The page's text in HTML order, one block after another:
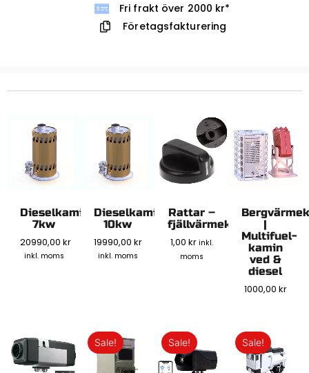
Fri frakt över 2000 kr*
Företagsfakturering
Dieselkamin
7kw
20990,00kr
inkl. moms
Dieselkamin
10kw
19990,00kr
inkl. moms
Rattar –
fjällvärmekaminen
1,00 kr inkl.
moms
|
Multifuel-
kamin
ved &
diesel
1000,00 kr
Sale! Sale! Sale!